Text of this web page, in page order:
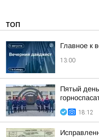
ТОП
Главное к
13:00
Пятый
18:12